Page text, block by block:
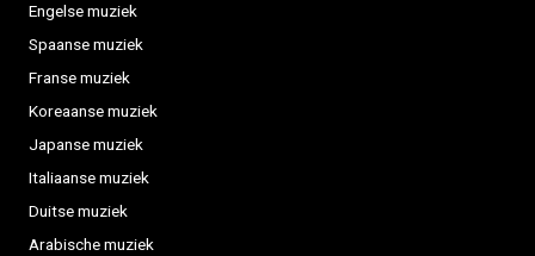
Engelse muziek
Spaanse muziek
Franse muziek
Koreaanse muziek
Japanse muziek
Italiaanse muziek
Duitse muziek
Arabische muziek